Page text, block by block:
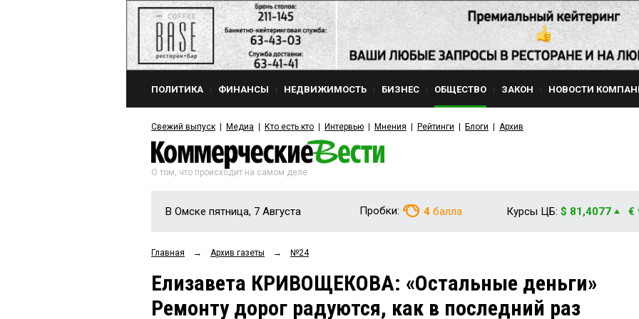
ПОЛИТИКА ФИНАНСЫ НЕДВИЖИМОСТЬ БИЗНЕС ОБЩЕСТВО ЗАКОН НОВОСТИ
Свежий выпуск Медиа Кто есть кто Интервью Мнения Рейтинги Блоги Архив
О том, что происходит на самом деле
В Омске пятница, 7 Августа Пробки: 4 балла Курсы ЦБ: $ 81,4077 €
Главная → Архив газеты → №24
Елизавета КРИВОЩЕКОВА: «Остальные деньги»
Ремонту дорог радуются, как в последний раз